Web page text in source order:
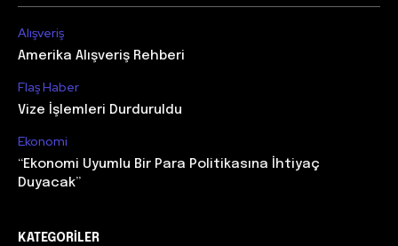
Alışveriş
Amerika Alışveriş Rehberi
Flaş Haber
Vize İşlemleri Durduruldu
Ekonomi
“Ekonomi Uyumlu Bir Para Politikasına İhtiyaç
Duyacak”
KATEGORILER